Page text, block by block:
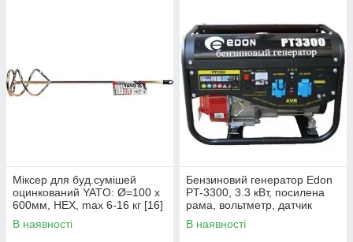
Міксер для буд.сумішей
оцинкований YATO: Ø=100 x
600мм, НЕХ, max 6-16 кг [16]
В наявності
Бензиновий генератор Edon
PT-3300, 3.3 кВт, посилена
рама, вольтметр, датчик
масла, ручний запуск
В наявності